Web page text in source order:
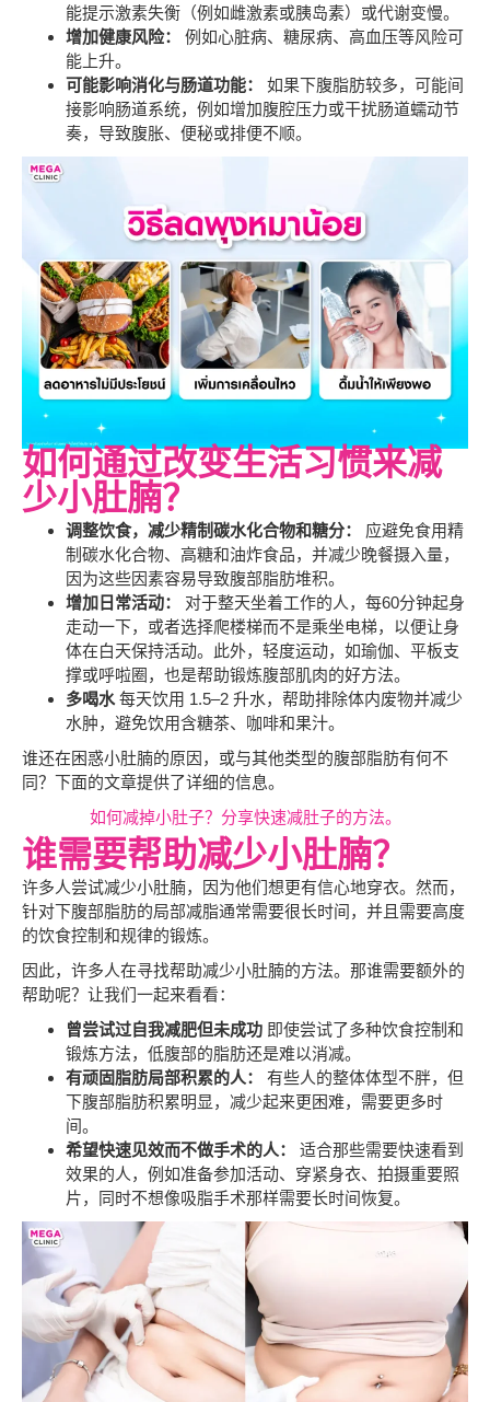
能提示激素失衡（例如雌激素或胰岛素）或代谢变慢。
增加健康风险：
例如心脏病、糖尿病、高血压等风险可
能上升。
可能影响消化与肠道功能：
如果下腹脂肪较多，可能间
接影响肠道系统，例如增加腹腔压力或干扰肠道蠕动节
奏，导致腹胀、便秘或排便不顺。
如何通过改变生活习惯来减
少小肚腩？
调整饮食，减少精制碳水化合物和糖分：
应避免食用精
制碳水化合物、高糖和油炸食品，并减少晚餐摄入量，
因为这些因素容易导致腹部脂肪堆积。
增加日常活动：
对于整天坐着工作的人，每60分钟起身
走动一下，或者选择爬楼梯而不是乘坐电梯，以便让身
体在白天保持活动。此外，轻度运动，如瑜伽、平板支
撑或呼啦圈，也是帮助锻炼腹部肌肉的好方法。
多喝水每天饮用 1.5–2 升水，帮助排除体内废物并减少
水肿，避免饮用含糖茶、咖啡和果汁。
谁还在困惑小肚腩的原因，或与其他类型的腹部脂肪有何不
同？下面的文章提供了详细的信息。
如何减掉小肚子？分享快速减肚子的方法。
谁需要帮助减少小肚腩？
许多人尝试减少小肚腩，因为他们想更有信心地穿衣。然而，
针对下腹部脂肪的局部减脂通常需要很长时间，并且需要高度
的饮食控制和规律的锻炼。
因此，许多人在寻找帮助减少小肚腩的方法。那谁需要额外的
帮助呢？让我们一起来看看：
曾尝试过自我减肥但未成功 即使尝试了多种饮食控制和
锻炼方法，低腹部的脂肪还是难以消减。
有顽固脂肪局部积累的人：
有些人的整体体型不胖，但
下腹部脂肪积累明显，减少起来更困难，需要更多时
间。
希望快速见效而不做手术的人：
适合那些需要快速看到
效果的人，例如准备参加活动、穿紧身衣、拍摄重要照
片，同时不想像吸脂手术那样需要长时间恢复。